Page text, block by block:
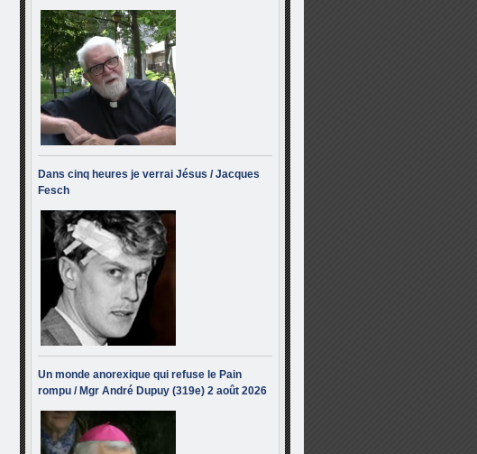
Dans cinq heures je verrai Jésus / Jacques
Fesch
Un monde anorexique qui refuse le Pain
rompu / Mgr André Dupuy (319e) 2 août 2026